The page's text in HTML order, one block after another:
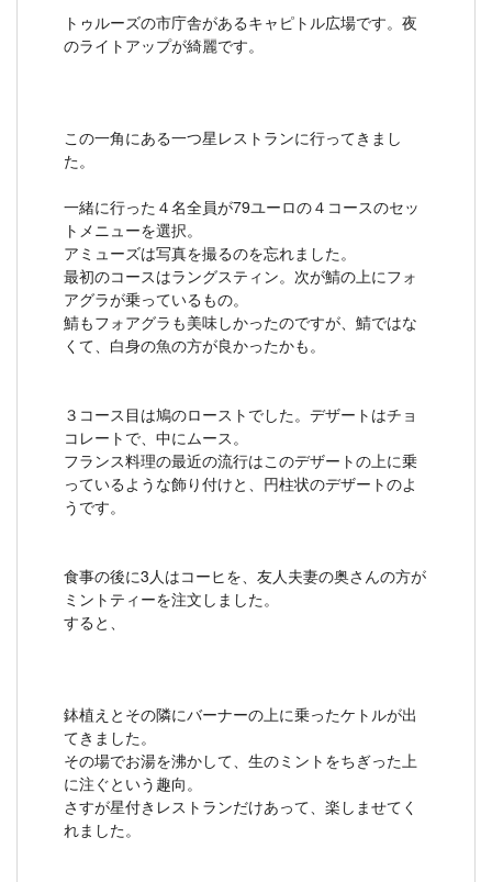
トゥルーズの市庁舎があるキャピトル広場です。夜
のライトアップが綺麗です。
この一角にある一つ星レストランに行ってきまし
た。
一緒に行った４名全員が79ユーロの４コースのセッ
トメニューを選択。
アミューズは写真を撮るのを忘れました。
最初のコースはラングスティン。次が鯖の上にフォ
アグラが乗っているもの。
鯖もフォアグラも美味しかったのですが、鯖ではな
くて、白身の魚の方が良かったかも。
３コース目は鳩のローストでした。デザートはチョ
コレートで、中にムース。
フランス料理の最近の流行はこのデザートの上に乗
っているような飾り付けと、円柱状のデザートのよ
うです。
食事の後に3人はコーヒを、友人夫妻の奥さんの方が
ミントティーを注文しました。
すると、
鉢植えとその隣にバーナーの上に乗ったケトルが出
てきました。
その場でお湯を沸かして、生のミントをちぎった上
に注ぐという趣向。
さすが星付きレストランだけあって、楽しませてく
れました。